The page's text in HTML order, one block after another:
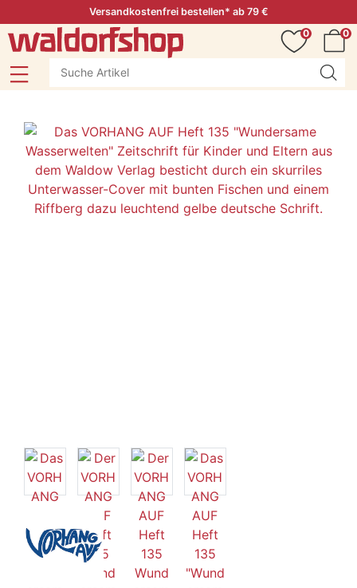
Versandkostenfrei bestellen* ab 79 €
0
0